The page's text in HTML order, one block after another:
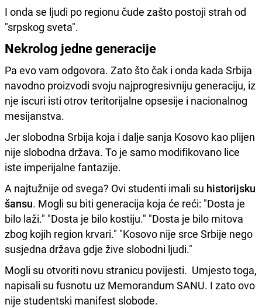
I onda se ljudi po regionu čude zašto postoji strah od
"srpskog sveta".
Nekrolog jedne generacije
Pa evo vam odgovora. Zato što čak i onda kada Srbija
navodno proizvodi svoju najprogresivniju generaciju, iz
nje iscuri isti otrov teritorijalne opsesije i nacionalnog
mesijanstva.
Jer slobodna Srbija koja i dalje sanja Kosovo kao plijen
nije slobodna država. To je samo modifikovano lice
iste imperijalne fantazije.
A najtužnije od svega? Ovi studenti imali su historijsku
šansu. Mogli su biti generacija koja će reći: "Dosta je
bilo laži." "Dosta je bilo kostiju." "Dosta je bilo mitova
zbog kojih region krvari." "Kosovo nije srce Srbije nego
susjedna država gdje žive slobodni ljudi."
Mogli su otvoriti novu stranicu povijesti. Umjesto toga,
napisali su fusnotu uz Memorandum SANU. I zato ovo
nije studentski manifest slobode.